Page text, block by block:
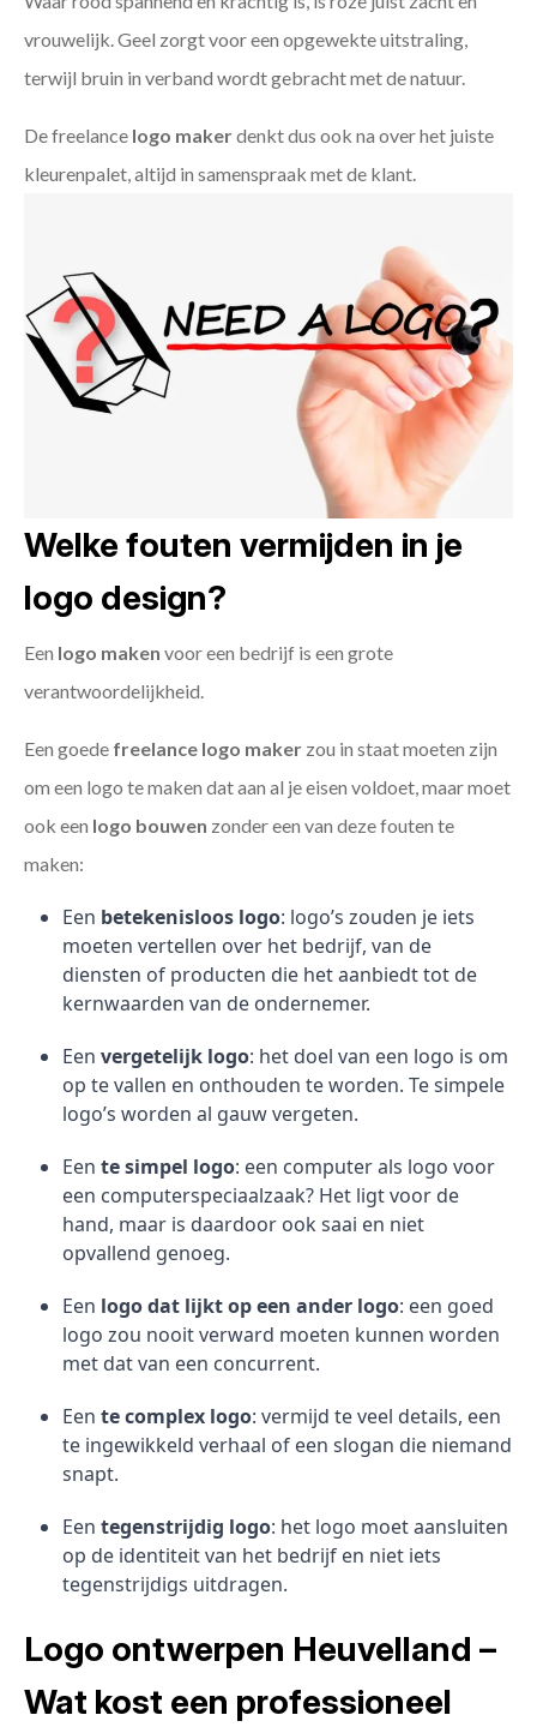
vrouwelijk. Geel zorgt voor een opgewekte uitstraling,
terwijl bruin in verband wordt gebracht met de natuur.
De freelance logo makerdenkt dus ook na over het juiste
kleurenpalet, altijd in samenspraak met de klant.
Welke fouten vermijden in je
logo design?
Een logo maken voor een bedrijf is een grote
verantwoordelijkheid.
Een goede freelance logo maker zou in staat moeten zijn
om een logo te maken dat aan al je eisen voldoet, maar moet
ook een logo bouwen zonder een van deze fouten te
maken:
Een betekenisloos logo: logo’s zouden je iets
moeten vertellen over het bedrijf, van de
diensten of producten die het aanbiedt tot de
kernwaarden van de ondernemer.
Een vergetelijk logo: het doel van een logo is om
op te vallen en onthouden te worden. Te simpele
logo’s worden al gauw vergeten.
Een te simpel logo: een computer als logo voor
een computerspeciaalzaak? Het ligt voor de
hand, maar is daardoor ook saai en niet
opvallend genoeg.
Een logo dat lijkt op een ander logo: een goed
logo zou nooit verward moeten kunnen worden
met dat van een concurrent.
Een te complex logo: vermijd te veel details, een
te ingewikkeld verhaal of een slogan die niemand
snapt.
Een tegenstrijdig logo: het logo moet aansluiten
op de identiteit van het bedrijf en niet iets
tegenstrijdigs uitdragen.
Logo ontwerpen Heuvelland –
Wat kost een professioneel